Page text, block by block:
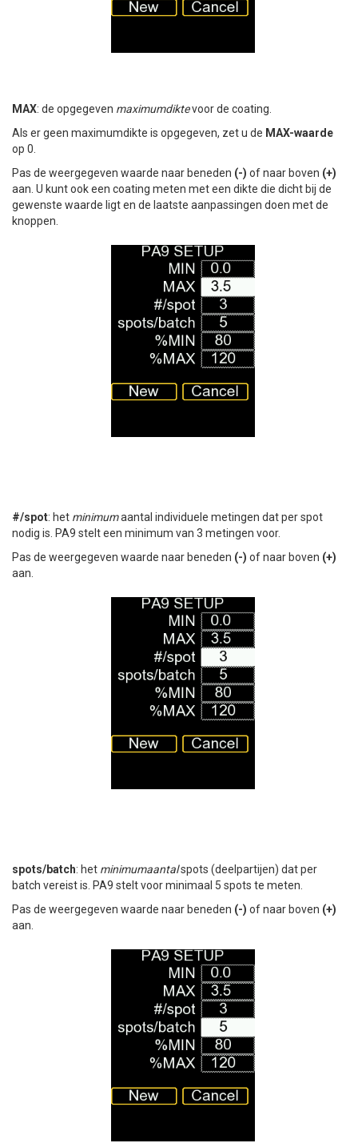
MAX: de opgegeven maximumdiktevoor de coating.
Als er geen maximumdikte is opgegeven, zet u de MAX-waarde
op 0.
Pas de weergegeven waarde naar beneden (-) of naar boven (+)
aan. U kunt ook een coating meten met een dikte die dicht bij de
gewenste waarde ligt en de laatste aanpassingen doen met de
knoppen.
#/spot: het minimumaantal individuele metingen dat per spot
nodig is. PA9 stelt een minimum van 3 metingen voor.
Pas de weergegeven waarde naar beneden (-) of naar boven (+)
aan.
spots/batch: het minimumaantalspots (deelpartijen) dat per
batch vereist is. PA9 stelt voor minimaal 5 spots te meten.
Pas de weergegeven waarde naar beneden (-) of naar boven (+)
aan.